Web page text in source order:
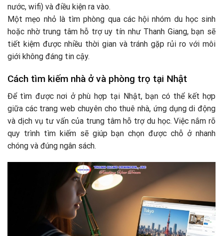
nước, wifi) và điều kiện ra vào.
Một mẹo nhỏ là tìm phòng qua các hội nhóm du học sinh
hoặc nhờ trung tâm hỗ trợ uy tín như Thanh Giang, bạn sẽ
tiết kiệm được nhiều thời gian và tránh gặp rủi ro với môi
giới không đáng tin cậy.
Cách tìm kiếm nhà ở và phòng trọ tại Nhật
Để tìm được nơi ở phù hợp tại Nhật, bạn có thể kết hợp
giữa các trang web chuyên cho thuê nhà, ứng dụng di động
và dịch vụ tư vấn của trung tâm hỗ trợ du học. Việc nắm rõ
quy trình tìm kiếm sẽ giúp bạn chọn được chỗ ở nhanh
chóng và đúng ngân sách.